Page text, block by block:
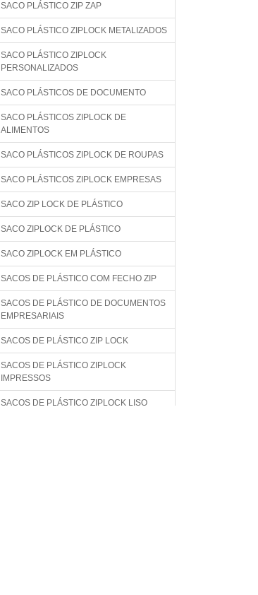
SACO PLÁSTICO ZIP ZAP
SACO PLÁSTICO ZIPLOCK METALIZADOS
SACO PLÁSTICO ZIPLOCK
PERSONALIZADOS
SACO PLÁSTICOS DE DOCUMENTO
SACO PLÁSTICOS ZIPLOCK DE
ALIMENTOS
SACO PLÁSTICOS ZIPLOCK DE ROUPAS
SACO PLÁSTICOS ZIPLOCK EMPRESAS
SACO ZIP LOCK DE PLÁSTICO
SACO ZIPLOCK DE PLÁSTICO
SACO ZIPLOCK EM PLÁSTICO
SACOS DE PLÁSTICO COM FECHO ZIP
SACOS DE PLÁSTICO DE DOCUMENTOS
EMPRESARIAIS
SACOS DE PLÁSTICO ZIP LOCK
SACOS DE PLÁSTICO ZIPLOCK
IMPRESSOS
SACOS DE PLÁSTICO ZIPLOCK LISO